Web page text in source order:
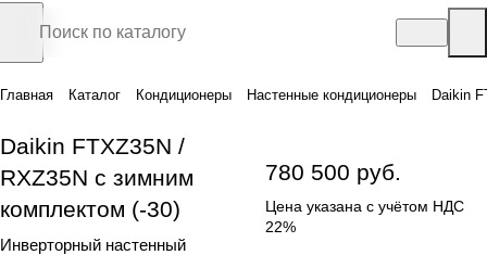
Главная Каталог Кондиционеры Настенные кондиционеры Daikin
Daikin FTXZ35N /
RXZ35N с зимним
комплектом (-30)
Инверторный настенный
780 500 руб.
Цена указана с учётом НДС
22%